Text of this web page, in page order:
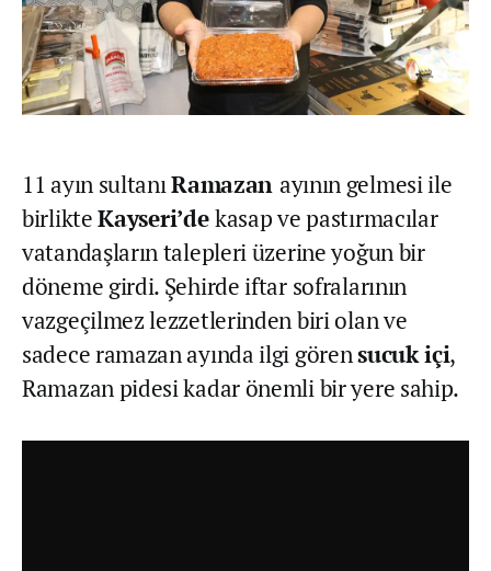
11 ayın sultanıRamazan ayının gelmesi ile
birlikteKayseri’dekasap ve pastırmacılar
vatandaşların talepleri üzerine yoğun bir
döneme girdi. Şehirde iftar sofralarının
vazgeçilmez lezzetlerinden biri olan ve
sadece ramazan ayında ilgi görensucuk içi,
Ramazan pidesi kadar önemli bir yere sahip.